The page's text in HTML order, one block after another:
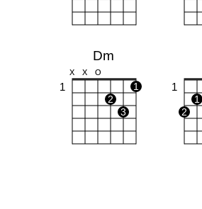
Dm
X X O
1
1
2
3
1
1
2